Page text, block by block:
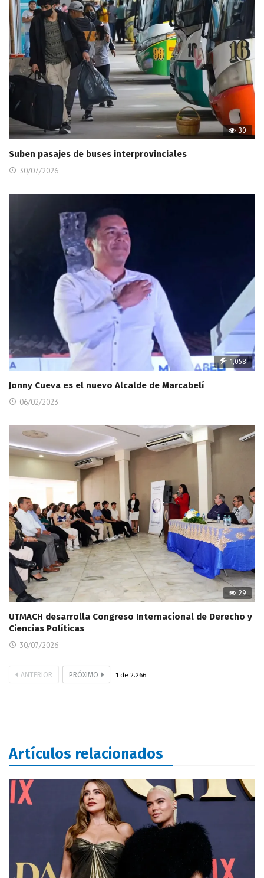
30
Suben pasajes de buses interprovinciales
30/07/2026
1,058
Jonny Cueva es el nuevo Alcalde de Marcabelí
06/02/2023
29
UTMACH desarrolla Congreso Internacional de Derecho y
Ciencias Políticas
30/07/2026
ANTERIOR PRÓXIMO 1 de 2.266
Artículos relacionados